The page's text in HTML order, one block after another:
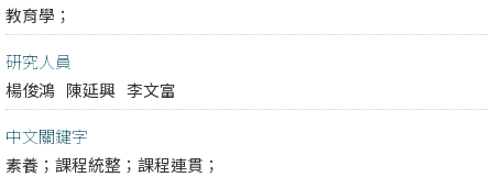
教育學；
研究人員
楊俊鴻 陳延興 李文富
中文關鍵字
素養；課程統整；課程連貫；